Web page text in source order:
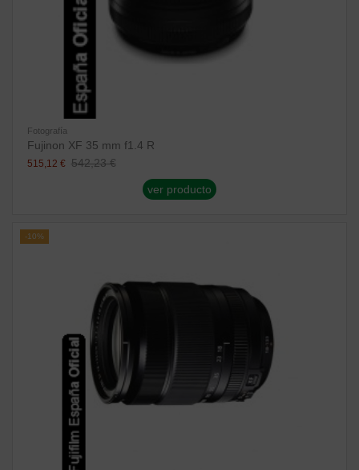
Fotografía
Fujinon XF 35 mm f1.4 R
515,12 € 542,23 €
ver producto
-10%